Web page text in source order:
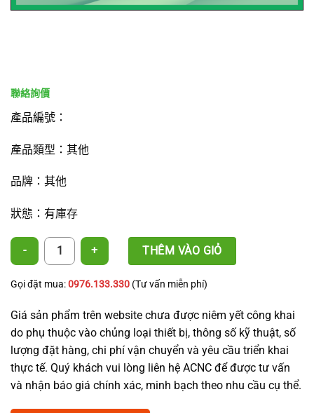
產品編號：
產品類型：其他
品牌：其他
狀態：有庫存
6mm 流量調節閥 數量 THÊM VÀO GIỎ
Gọi đặt mua:0976.133.330 (Tư vấn miễn phí)
Giá sản phẩm trên website chưa được niêm yết công khai
do phụ thuộc vào chủng loại thiết bị, thông số kỹ thuật, số
lượng đặt hàng, chi phí vận chuyển và yêu cầu triển khai
thực tế. Quý khách vui lòng liên hệ ACNC để được tư vấn
và nhận báo giá chính xác, minh bạch theo nhu cầu cụ thể.